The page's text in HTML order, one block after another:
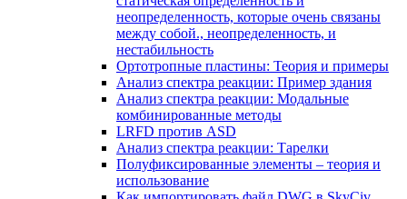
неопределенность, которые очень связаны
между собой., неопределенность, и
нестабильность
Ортотропные пластины: Теория и примеры
Анализ спектра реакции: Пример здания
Анализ спектра реакции: Модальные
комбинированные методы
LRFD против ASD
Анализ спектра реакции: Тарелки
Полуфиксированные элементы – теория и
использование